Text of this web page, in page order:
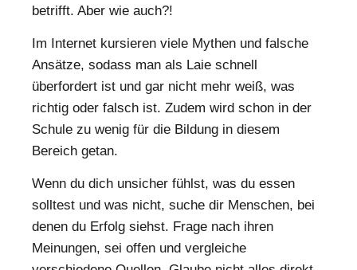
betrifft. Aber wie auch?!
Im Internet kursieren viele Mythen und falsche
Ansätze, sodass man als Laie schnell
überfordert ist und gar nicht mehr weiß, was
richtig oder falsch ist. Zudem wird schon in der
Schule zu wenig für die Bildung in diesem
Bereich getan.
Wenn du dich unsicher fühlst, was du essen
solltest und was nicht, suche dir Menschen, bei
denen du Erfolg siehst. Frage nach ihren
Meinungen, sei offen und vergleiche